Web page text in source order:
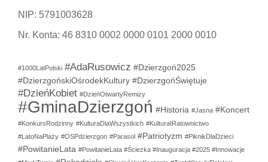
NIP: 5791003628
Nr. Konta: 46 8310 0002 0000 0101 2000 0010
#1000LatPolski #AdaRusowicz #Dzierzgoń2025
#DzierzgońskiOśrodekKultury #DzierzgońŚwiętuje
#DzieńKobiet #DzieńOtwartyRemizy
#GminaDzierzgoń #Historia #Jasna #Koncert
#KonkursRodzinny #KulturaDlaWszystkich #KulturaIRatownictwo
#LatoNaPlaży #OSPdzierzgon #Parasol #Patriotyzm #PiknikDlaDzieci
#PowitanieLata #PowitanieLata #Ścieżka #Inauguracja #2025 #Innowacje